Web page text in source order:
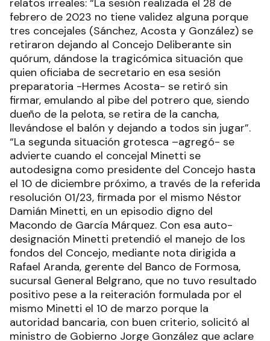
febrero de 2023 no tiene validez alguna porque
tres concejales (Sánchez, Acosta y González) se
retiraron dejando al Concejo Deliberante sin
quórum, dándose la tragicómica situación que
quien oficiaba de secretario en esa sesión
preparatoria -Hermes Acosta- se retiró sin
firmar, emulando al pibe del potrero que, siendo
dueño de la pelota, se retira de la cancha,
llevándose el balón y dejando a todos sin jugar”.
“La segunda situación grotesca –agregó- se
advierte cuando el concejal Minetti se
autodesigna como presidente del Concejo hasta
el 10 de diciembre próximo, a través de la referida
resolución 01/23, firmada por el mismo Néstor
Damián Minetti, en un episodio digno del
Macondo de García Márquez. Con esa auto-
designación Minetti pretendió el manejo de los
fondos del Concejo, mediante nota dirigida a
Rafael Aranda, gerente del Banco de Formosa,
sucursal General Belgrano, que no tuvo resultado
positivo pese a la reiteración formulada por el
mismo Minetti el 10 de marzo porque la
autoridad bancaria, con buen criterio, solicitó al
ministro de Gobierno Jorge González que aclare